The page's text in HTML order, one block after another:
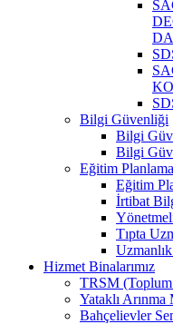
Bilgi Güvenliği
Bilgi
Bilgi
Eğitim
Eğitim
İrtibat
Tıpta
Hizmet Binalarımız
TRSM (Toplum
Yataklı
Bahçelievler